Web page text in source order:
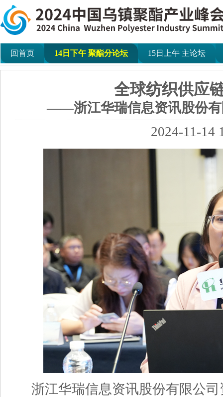
回首页 14日下午 聚酯分论坛 15日上午 主论坛
全球纺织供应
——浙江华瑞信息资讯股份有
2024-11-14
浙江华瑞信息资讯股份有限公